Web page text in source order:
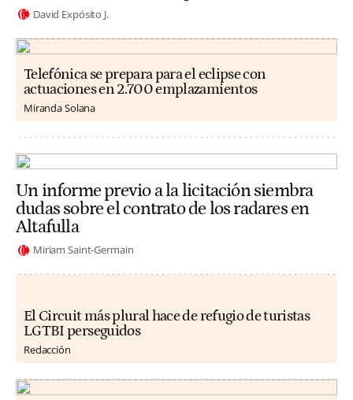
David Expósito J.
Telefónica se prepara para el eclipse con
actuaciones en 2.700 emplazamientos
Miranda Solana
Un informe previo a la licitación siembra
dudas sobre el contrato de los radares en
Altafulla
Miriam Saint-Germain
El Circuit más plural hace de refugio de turistas
LGTBI perseguidos
Redacción